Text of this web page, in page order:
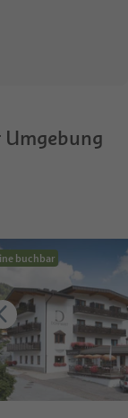
buchbar